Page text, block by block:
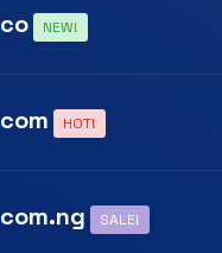
co NEW!
com HOT!
com.ng SALE!